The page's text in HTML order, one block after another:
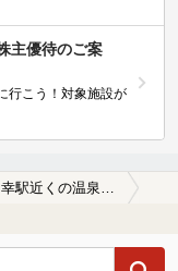
主優待のご案
行こう！対象施設が
幸駅近くの温泉宿・温泉旅館・ホテルおすすめ(2026年版)